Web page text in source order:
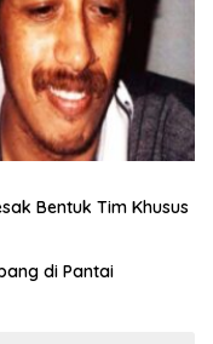
Bentuk Tim Khusus
di Pantai